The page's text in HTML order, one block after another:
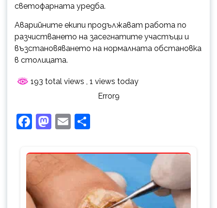
светофарната уредба.
Аварийните екипи продължават работа по
разчистването на засегнатите участъци и
възстановяването на нормалната обстановка
в столицата.
193 total views , 1 views today
Error9
Facebook
Mastodon
Email